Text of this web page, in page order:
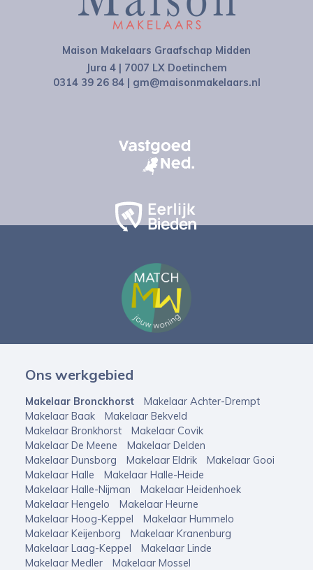
Maison Makelaars Graafschap Midden
Jura 4 | 7007 LX Doetinchem
0314 39 26 84 | gm@maisonmakelaars.nl
Ons werkgebied
Makelaar Bronckhorst
Makelaar Achter-Drempt
Makelaar Baak
Makelaar Bekveld
Makelaar Bronkhorst
Makelaar Covik
Makelaar De Meene
Makelaar Delden
Makelaar Dunsborg
Makelaar Eldrik
Makelaar Gooi
Makelaar Halle
Makelaar Halle-Heide
Makelaar Halle-Nijman
Makelaar Heidenhoek
Makelaar Hengelo
Makelaar Heurne
Makelaar Hoog-Keppel
Makelaar Hummelo
Makelaar Keijenborg
Makelaar Kranenburg
Makelaar Laag-Keppel
Makelaar Linde
Makelaar Medler
Makelaar Mossel